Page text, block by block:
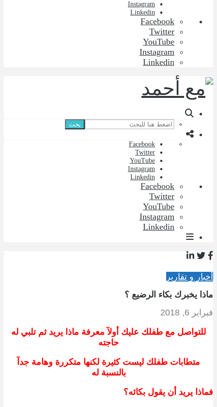
Instagram
Linkedin
Facebook
Twitter
YouTube
Instagram
Linkedin
بحث
Facebook
Twitter
YouTube
Instagram
Linkedin
Facebook
Twitter
YouTube
Instagram
Linkedin
أخبار و تقارير
ماذا يخبرك بكاء الرضيع ؟
فبراير 6, 2018
للتواصل مع طفلك عليك أولآ معرفة ماذا يريد ثم تلبي له
حاجته
متطابات طفلك ليست كثيرة لكنها متكررة وهامة جدآ
بالنسبة له
فماذا يريد أن يقول بكائه؟